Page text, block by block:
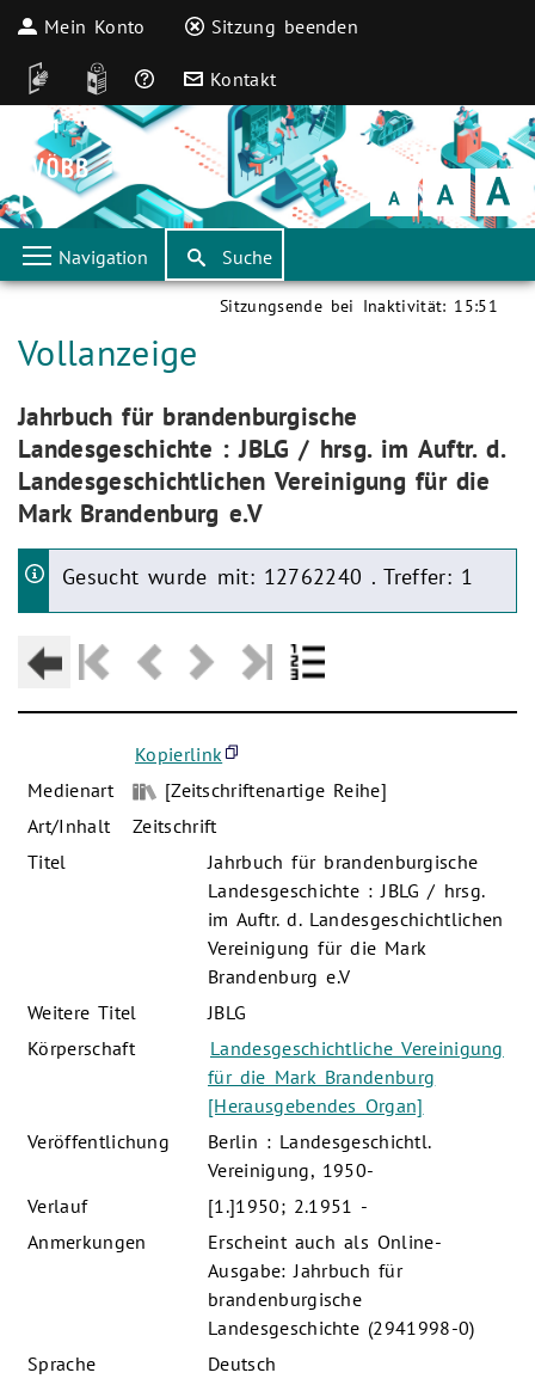
Mein Konto Sitzung beenden
DGS Leichte Sprache
Häufige Fragen
Kontakt
Schrift
klein Schrift
normal Schrift
groß
Navigation Suche
Sitzungsende bei Inaktivität: 15:51
Aktuelle Seite:
Vollanzeige
Aktuelle Seite:
Jahrbuch für brandenburgische
Landesgeschichte : JBLG / hrsg. im Auftr. d.
Landesgeschichtlichen Vereinigung für die
Mark Brandenburg e.V
Gesucht wurde mit: 12762240 . Treffer: 1
Kopierlink
Medienart
[Zeitschriftenartige Reihe]
Art/Inhalt
Zeitschrift
Titel
Jahrbuch für brandenburgische
Landesgeschichte : JBLG / hrsg.
im Auftr. d. Landesgeschichtlichen
Vereinigung für die Mark
Brandenburg e.V
Weitere Titel
JBLG
Körperschaft
Landesgeschichtliche Vereinigung
für die Mark Brandenburg
[Herausgebendes Organ]
Veröffentlichung
Berlin : Landesgeschichtl.
Vereinigung, 1950-
Verlauf
[1.]1950; 2.1951 -
Anmerkungen
Erscheint auch als Online-
Ausgabe: Jahrbuch für
brandenburgische
Landesgeschichte (2941998-0)
Sprache
Deutsch